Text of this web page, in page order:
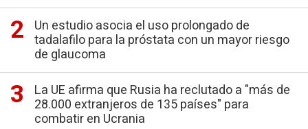
Un estudio asocia el uso prolongado de
tadalafilo para la próstata con un mayor riesgo
de glaucoma
La UE afirma que Rusia ha reclutado a "más de
28.000 extranjeros de 135 países" para
combatir en Ucrania